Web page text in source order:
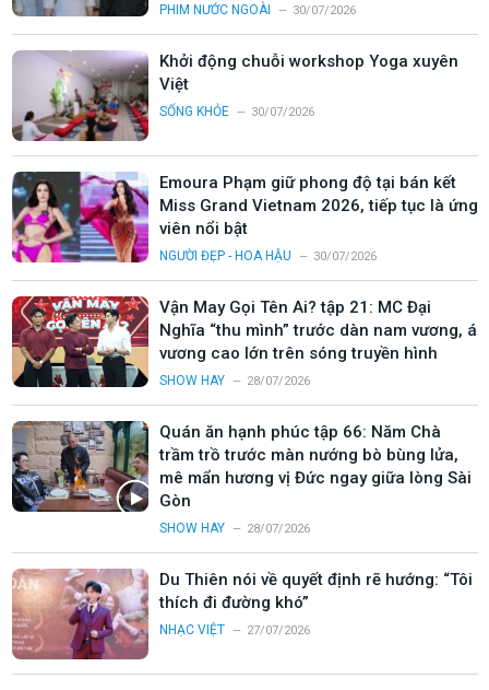
PHIM NƯỚC NGOÀI 30/07/2026
Khởi động chuỗi workshop Yoga xuyên
Việt
SỐNG KHỎE 30/07/2026
Emoura Phạm giữ phong độ tại bán kết
Miss Grand Vietnam 2026, tiếp tục là ứng
viên nổi bật
NGƯỜI ĐẸP - HOA HẬU 30/07/2026
Vận May Gọi Tên Ai? tập 21: MC Đại
Nghĩa “thu mình” trước dàn nam vương, á
vương cao lớn trên sóng truyền hình
SHOW HAY 28/07/2026
Quán ăn hạnh phúc tập 66: Năm Chà
trầm trồ trước màn nướng bò bùng lửa,
mê mẩn hương vị Đức ngay giữa lòng Sài
Gòn
SHOW HAY 28/07/2026
Du Thiên nói về quyết định rẽ hướng: “Tôi
thích đi đường khó”
NHẠC VIỆT 27/07/2026